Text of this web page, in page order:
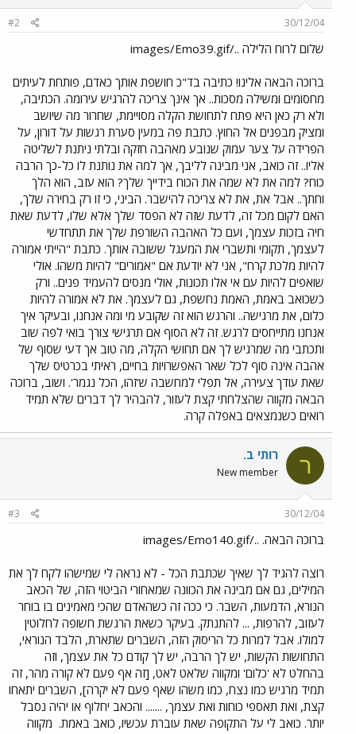
30/12/04
#2
שלום לרוח הלילה ../images/Emo39.gif
ברוכה הבאה אלינו! כתיבה בד"כ חושפת אותך כאדם, פותחת לעיתים
מחסומים ומשילה מסכות.. אך אינך צריכה להרגיש עירומה. הכתיבה,
ולא רק כאן היא פתח לתחושת הקלה מסויימת, שחרור מה שיושב
ומציק מבפנים אל החוץ. כתבת פה במעין סערת רגשות על דורון, על
הפרידה על צער עמוק שנובע מאהבה חזקה ובלתי ניתנת לשליטה
אליו.. זה כואב, אני מבינה לליבך, אך למה את נותנת לו כל-כך הרבה
כוח? למה את לא שמה את הכוח בידייך שלך? הוא עזב, הוא הלך
וחתך.. אבל את, את לא צריכה להישבר. הביני, כי זו רק בחירה שלך,
האם לקום מכל זה, לדעת שזה לא הפסד שלך אלא שלו, לדעת שאת
חיה בזכות עצמך, ועם כל האהבה השורפת שלך את תתחדשי
לעצמך, תקומי ותשברי את המעגל ששובה אותך. כתבת "הייתי אמורה
להיות מלכת קרח", אני לא יודעת אם "אמורים" להיות משהו. אולי
שואפים להיות עם אי אלו תכונות, אולי מנסים להעמיד פנים.. ורק
כשכואב באמת, האמת נחשפת, גם לעצמך. את לא אמורה להיות
כלום, את מרגישה.. והרגש הוא זה שקובע מי ומה אנחנו, ובעיקר איך
אנחנו מתייחסים לרגש. זה לא הסוף אם תרגישי צורך בואי לפה שוב
ותכתבי מה שמרגיש לך אם תחושי הקלה, מה טוב אך דעי שסוף של
אהבה אינה סוף לכל שאר האפשרויות בחיים, ראיתי בכרטיס שלך
שאת עודך צעירה, אל תפלי למחשבה ש'זהו, הכל נגמר'. ושוב, ברוכה
הבאה מקווה שהצלחתי קצת לעזור, להבהיר לך דברים שלא תמיד
רואים כשנמצאים באפלה קרה.
ר רותי ב.
New member
30/12/04
#3
ברוכה הבאה. ../images/Emo140.gif
רוצה להגיד לך שאיך שכתבת הכל - לא נראה לי שמישהו לקח לך את
המילים, גם אם מבינה את הכוונה שמאחורי הביטוי הזה, של הכאב
הנורא, הדמעות, השבר. כי ככה זה כשהאדם שהכי מאמינים בו בוחר
לעזוב, להרפות, ... להתנתק. בעיקר כשאת הרגשת חשופה לחלוטין
למולו. אבל למרות כל הריסוק הזה, השברים שתארת, הלבד הנוראי,
התחושות הקשות, יש לך הרבה, יש לך קודם כל את עצמך, וזה
בהחלט לא 'כלום' ומקווה שלאט לאט, [זה אף פעם לא קורה מהר, זה
תמיד מרגיש כמו נצח, כמו משהו שאף פעם לא יקרה], השברים יתאחו
קצת, ואת תאספי כוחות ואת עצמך, ....... והכאב יחלוף או יהיה נסבל
יותר. כואב לי על התקופה שאת עוברת עכשיו, כואב באמת. מקווה